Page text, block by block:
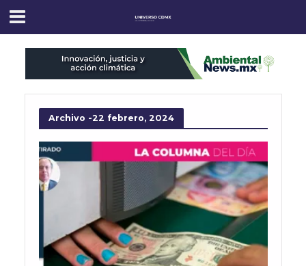
Archivo -22 febrero, 2024